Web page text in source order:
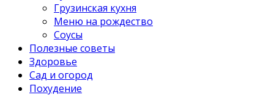
Грузинская кухня
Меню на рождество
Соусы
Полезные советы
Здоровье
Сад и огород
Похудение